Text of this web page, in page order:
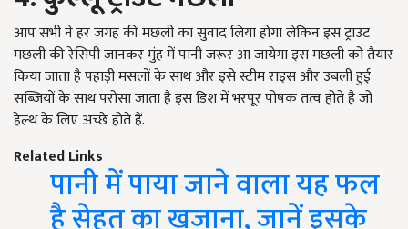
आप सभी ने हर जगह की मछली का सुवाद लिया होगा लेकिन इस ट्राउट
मछली की रेसिपी जानकर मुंह में पानी जरूर आ जायेगा इस मछली को तैयार
किया जाता है पहाड़ी मसलों के साथ और इसे स्टीम राइस और उबली हुई
सब्जियों के साथ परोसा जाता है इस डिश में भरपूर पोषक तत्व होते है जो
हेल्थ के लिए अच्छे होते हैं.
Related Links
पानी में पाया जाने वाला यह फल